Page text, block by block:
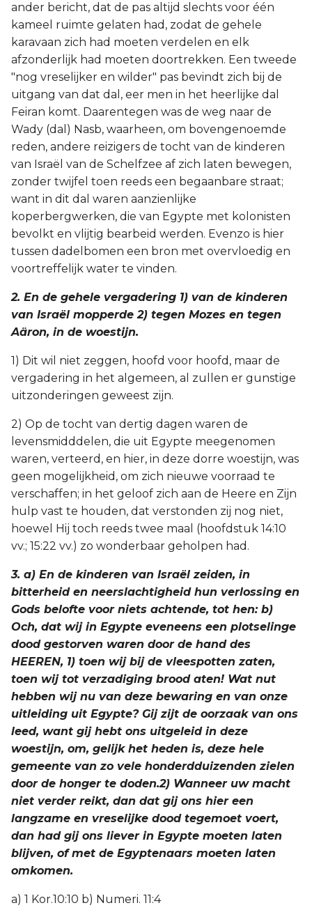
ander bericht, dat de pas altijd slechts voor één
kameel ruimte gelaten had, zodat de gehele
karavaan zich had moeten verdelen en elk
afzonderlijk had moeten doortrekken. Een tweede
"nog vreselijker en wilder" pas bevindt zich bij de
uitgang van dat dal, eer men in het heerlijke dal
Feiran komt. Daarentegen was de weg naar de
Wady (dal) Nasb, waarheen, om bovengenoemde
reden, andere reizigers de tocht van de kinderen
van Israël van de Schelfzee af zich laten bewegen,
zonder twijfel toen reeds een begaanbare straat;
want in dit dal waren aanzienlijke
koperbergwerken, die van Egypte met kolonisten
bevolkt en vlijtig bearbeid werden. Evenzo is hier
tussen dadelbomen een bron met overvloedig en
voortreffelijk water te vinden.
2. En de gehele vergadering 1) van de kinderen
van Israël mopperde 2) tegen Mozes en tegen
Aäron, in de woestijn.
1) Dit wil niet zeggen, hoofd voor hoofd, maar de
vergadering in het algemeen, al zullen er gunstige
uitzonderingen geweest zijn.
2) Op de tocht van dertig dagen waren de
levensmidddelen, die uit Egypte meegenomen
waren, verteerd, en hier, in deze dorre woestijn, was
geen mogelijkheid, om zich nieuwe voorraad te
verschaffen; in het geloof zich aan de Heere en Zijn
hulp vast te houden, dat verstonden zij nog niet,
hoewel Hij toch reeds twee maal (hoofdstuk 14:10
vv.; 15:22 vv.) zo wonderbaar geholpen had.
3. a) En de kinderen van Israël zeiden, in
bitterheid en neerslachtigheid hun verlossing en
Gods belofte voor niets achtende, tot hen: b)
Och, dat wij in Egypte eveneens een plotselinge
dood gestorven waren door de hand des
HEEREN, 1) toen wij bij de vleespotten zaten,
toen wij tot verzadiging brood aten! Wat nut
hebben wij nu van deze bewaring en van onze
uitleiding uit Egypte? Gij zijt de oorzaak van ons
leed, want gij hebt ons uitgeleid in deze
woestijn, om, gelijk het heden is, deze hele
gemeente van zo vele honderdduizenden zielen
door de honger te doden.2) Wanneer uw macht
niet verder reikt, dan dat gij ons hier een
langzame en vreselijke dood tegemoet voert,
dan had gij ons liever in Egypte moeten laten
blijven, of met de Egyptenaars moeten laten
omkomen.
a) 1 Kor.10:10 b) Numeri. 11:4